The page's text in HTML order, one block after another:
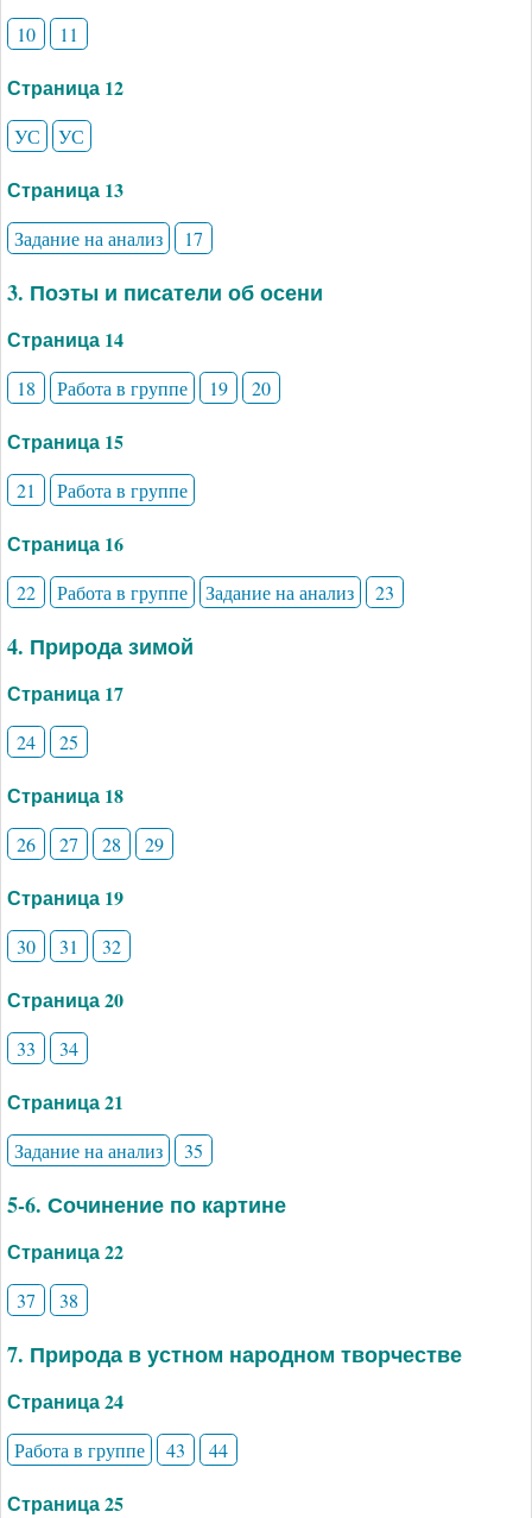
10 11
Страница 12
УС УС
Страница 13
Задание на анализ 17
3. Поэты и писатели об осени
Страница 14
18 Работа в группе 19 20
Страница 15
21 Работа в группе
Страница 16
22 Работа в группе Задание на анализ 23
4. Природа зимой
Страница 17
24 25
Страница 18
26 27 28 29
Страница 19
30 31 32
Страница 20
33 34
Страница 21
Задание на анализ 35
5-6. Сочинение по картине
Страница 22
37 38
7. Природа в устном народном творчестве
Страница 24
Работа в группе 43 44
Страница 25